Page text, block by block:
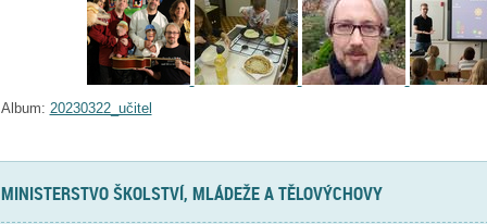
Album: 20230322_učitel
MINISTERSTVO ŠKOLSTVÍ, MLÁDEŽE A TĚLOVÝCHOVY